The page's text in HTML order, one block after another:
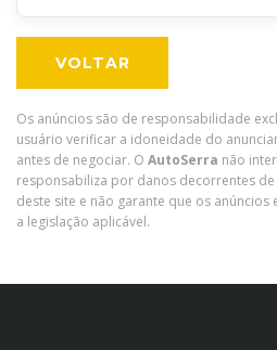
VOLTAR
Os anúncios são de responsabilidade
usuário verificar a idoneidade do
antes de negociar. O AutoSerra não
responsabiliza por danos decorrentes
deste site e não garante que os
a legislação aplicável.